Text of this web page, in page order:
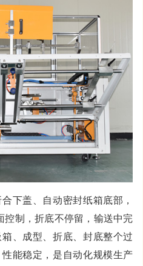
下盖、自动密封纸箱底部，
控制，折底不停留，输送中完
、成型、折底、封底整个过
能稳定，是自动化规模生产